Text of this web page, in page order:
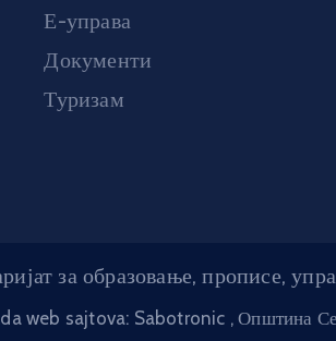
Е-управа
Документи
Туризам
за образовање, прописе,
web sajtova: Sabotronic , Општина